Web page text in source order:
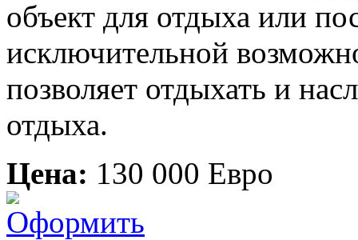
объект для отдыха или
исключительной
позволяет отдыхать и
отдыха.
Цена: 130 000 Евро